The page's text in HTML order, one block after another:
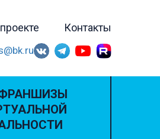
Контакты
ФРАНШИЗЫ